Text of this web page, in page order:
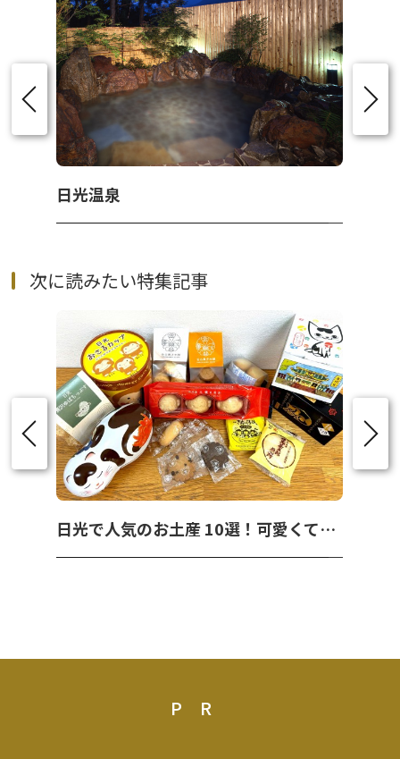
日光温泉
次に読みたい特集記事
日光で人気のお土産 10選！可愛くて美味しいお菓子を紹介！
PR